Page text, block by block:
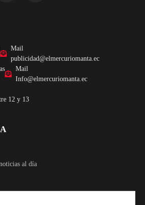
Mail
publicidad@elmercuriomanta.ec
Mail
Info@elmercuriomanta.ec
12 y 13
al día